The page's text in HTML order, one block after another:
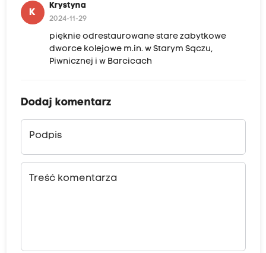
K
Krystyna
2024-11-29
pięknie odrestaurowane stare zabytkowe
dworce kolejowe m.in. w Starym Sączu,
Piwnicznej i w Barcicach
Dodaj komentarz
Podpis
Treść komentarza